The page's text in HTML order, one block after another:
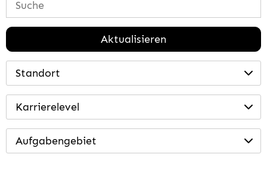
Aktualisieren
Standort
Karrierelevel
Aufgabengebiet